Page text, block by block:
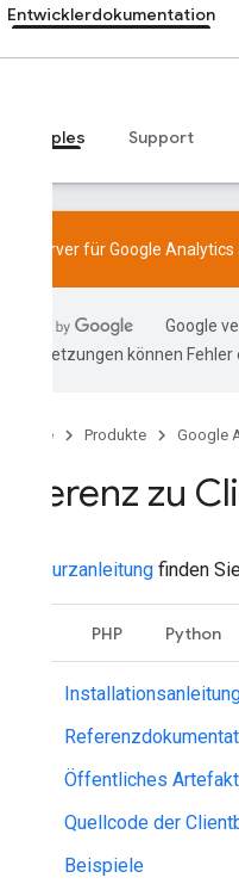
Entwicklerdokumentation
Samples Support
Server für Google
Google
Übersetzungen können Fehler
Produkte Google
Referenz zu
Kurzanleitung finden
PHP Python
Öffentliches Artefakt
Quellcode der
Beispiele